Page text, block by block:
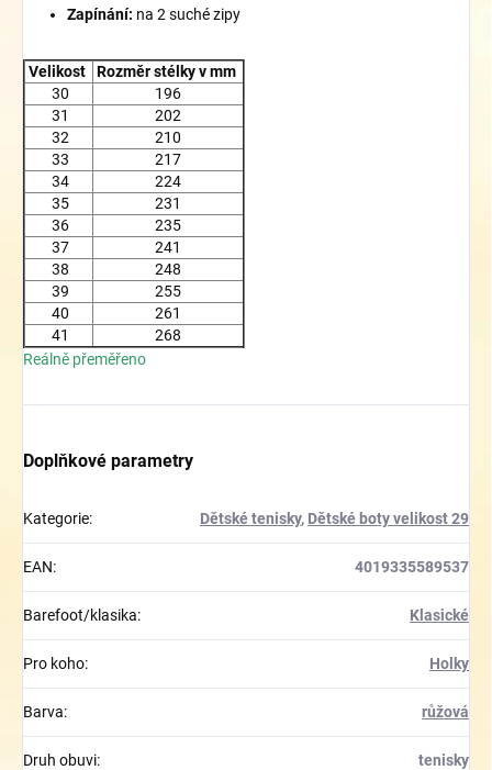
Zapínání: na 2 suché zipy
Velikost
Rozměr stélky v mm
30
196
31
202
32
210
33
217
34
224
35
231
36
235
37
241
38
248
39
255
40
261
41
268
Reálně přeměřeno
Doplňkové parametry
Kategorie: Dětské tenisky, Dětské boty velikost 29
EAN: 4019335589537
Barefoot/klasika: Klasické
Pro koho: Holky
Barva: růžová
Druh obuvi: tenisky